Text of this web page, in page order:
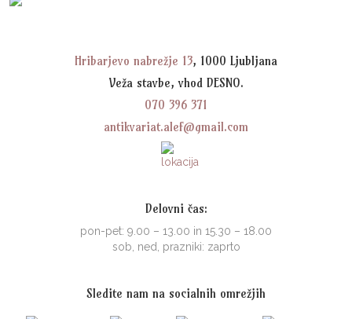
Hribarjevo nabrežje 13, 1000 Ljubljana
Veža stavbe, vhod DESNO.
070 396 371
antikvariat.alef@gmail.com
Delovni čas:
pon-pet: 9.00 – 13.00 in 15.30 – 18.00
sob, ned, prazniki: zaprto
Sledite nam na socialnih omrežjih